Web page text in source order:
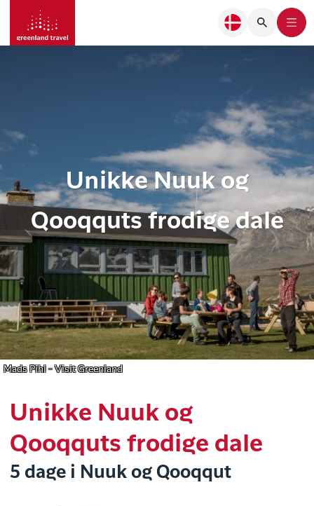
Unikke Nuuk og
Qooqquts frodige dale
Mads Pihl - Visit Greenland
Unikke Nuuk og
Qooqquts frodige dale
5 dage i Nuuk og Qooqqut